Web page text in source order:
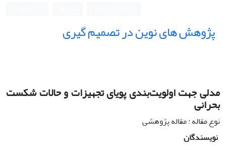
پژوهش های نوین در تصمیم گیری
مدلی جهت اولویت‌بندی پویای تجهیزات و حالات شکست
بحرانی
نوع مقاله : مقاله پژوهشی
نویسندگان